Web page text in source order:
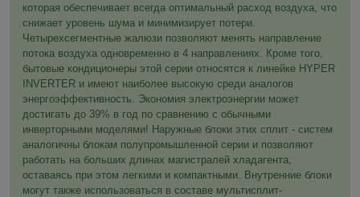
которая обеспечивает всегда оптимальный расход воздуха, что
снижает уровень шума и минимизирует потери.
Четырехсегментные жалюзи позволяют менять направление
потока воздуха одновременно в 4 направлениях. Кроме того,
бытовые кондиционеры этой серии относятся к линейке HYPER
INVERTER и имеют наиболее высокую среди аналогов
энергоэффективность. Экономия электроэнергии может
достигать до 39% в год по сравнению с обычными
инверторными моделями! Наружные блоки этих сплит - систем
аналогичны блокам полупромышленной серии и позволяют
работать на больших длинах магистралей хладагента,
оставаясь при этом легкими и компактными. Внутренние блоки
могут также использоваться в составе мультисплит-